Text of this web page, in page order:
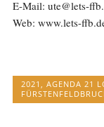
E-Mail: ute@lets-
Web: www.lets-
2021 , AGENDA 21